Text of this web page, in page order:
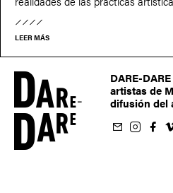
LEER MÁS
DARE-
artistas de
difusión del
sur Instagram
sur Facebook
nous sur Vimeo